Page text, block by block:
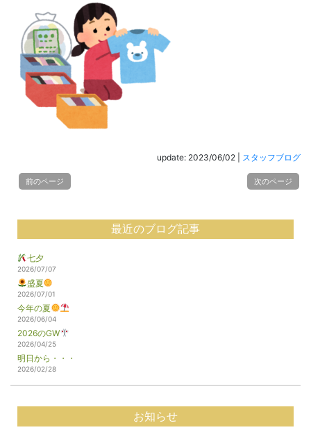
update: 2023/06/02 スタッフブログ
前のページ 次のページ
最近のブログ記事
七夕
2026/07/07
盛夏
2026/07/01
今年の夏
2026/06/04
2026のGW
2026/04/25
明日から・・・
2026/02/28
お知らせ